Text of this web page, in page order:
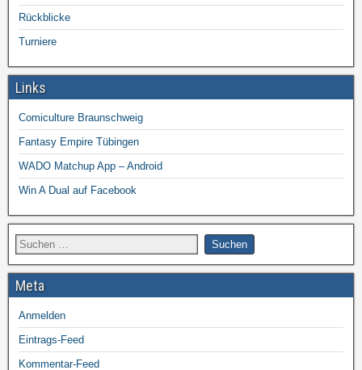
Rückblicke
Turniere
Links
Comiculture Braunschweig
Fantasy Empire Tübingen
WADO Matchup App – Android
Win A Dual auf Facebook
Meta
Anmelden
Eintrags-Feed
Kommentar-Feed